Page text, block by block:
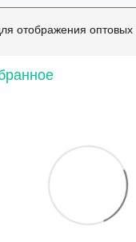
отображения оптовых